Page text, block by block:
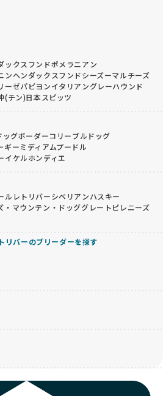
ックスフンドポメラニアン
ンヘンダックスフンドシーズーマルチーズ
ーゼパピヨンイタリアングレーハウンド
(チン)日本スピッツ
ッグボーダーコリーブルドッグ
ギーミディアムプードル
イケルホンディエ
ルレトリバーシベリアンハスキー
・マウンテン・ドッググレートピレニーズ
リバーのブリーダーを探す